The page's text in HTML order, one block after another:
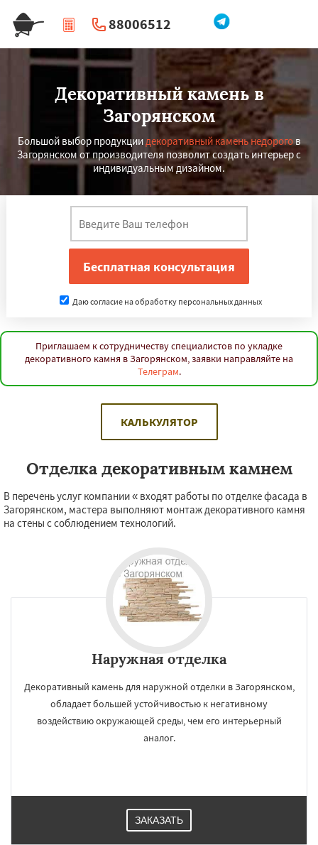
88006512
| Перезвоните мне
Декоративный камень в
Загорянском
Большой выбор продукциидекоративный камень недорогов
Загорянском от производителя позволит создать интерьер с
индивидуальным дизайном.
Даю согласие на обработку персональных данных
Приглашаем к сотрудничеству специалистов по укладке
декоративного камня в Загорянском, заявки направляйте на
Телеграм.
КАЛЬКУЛЯТОР
Отделка декоративным камнем
В перечень услуг компании « входят работы по отделке фасада в
Загорянском, мастера выполняют монтаж декоративного камня
на стены с соблюдением технологий.
Наружная отделка
Декоративный камень для наружной отделки в Загорянском,
обладает большей устойчивостью к негативному
воздействию окружающей среды, чем его интерьерный
аналог.
ЗАКАЗАТЬ